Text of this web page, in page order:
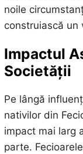
noile
construiască un
Impactul
Societății
Pe lângă
nativilor din
impact mai larg
parte.